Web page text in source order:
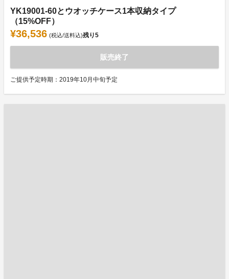
YK19001-60とウオッチケース1本収納タイプ
（15%OFF）
¥36,536 (税込/送料込)残り5
販売終了
ご提供予定時期：2019年10月中旬予定